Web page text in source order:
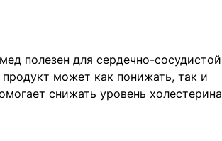
полезен для сердечно-сосудистой
может как понижать, так и
снижать уровень холестерина